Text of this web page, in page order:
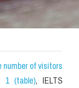
number of visitors
1 (table), IELTS